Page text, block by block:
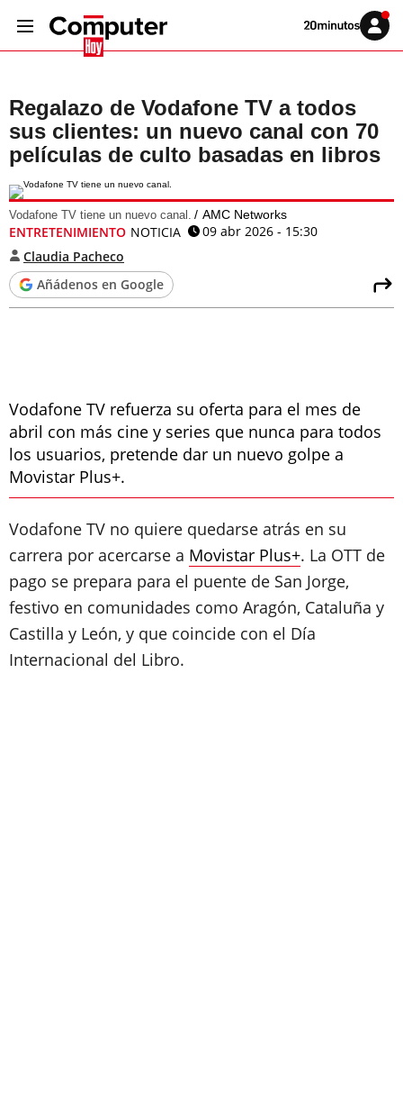
Volver
Iniciar
sesión
Regalazo de Vodafone TV a todos
sus clientes: un nuevo canal con 70
películas de culto basadas en libros
Vodafone TV tiene un nuevo canal. AMC Networks
ENTRETENIMIENTO NOTICIA
09 abr 2026 - 15:30
Claudia Pacheco
Añádenos en Google
Vodafone TV refuerza su oferta para el mes de
abril con más cine y series que nunca para todos
los usuarios, pretende dar un nuevo golpe a
Movistar Plus+.
Vodafone TV no quiere quedarse atrás en su
carrera por acercarse a Movistar Plus+. La OTT de
pago se prepara para el puente de San Jorge,
festivo en comunidades como Aragón, Cataluña y
Castilla y León, y que coincide con el Día
Internacional del Libro.